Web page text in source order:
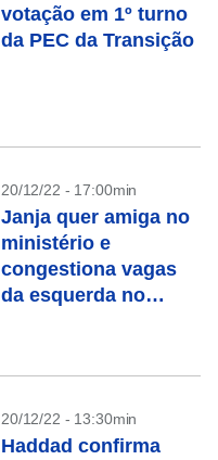
votação em 1º turno
da PEC da Transição
20/12/22 - 17:00min
Janja quer amiga no
ministério e
congestiona vagas
da esquerda no
20/12/22 - 13:30min
Haddad confirma